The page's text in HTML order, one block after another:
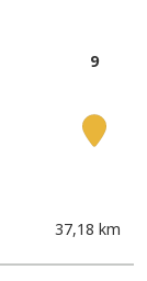
37,18 km